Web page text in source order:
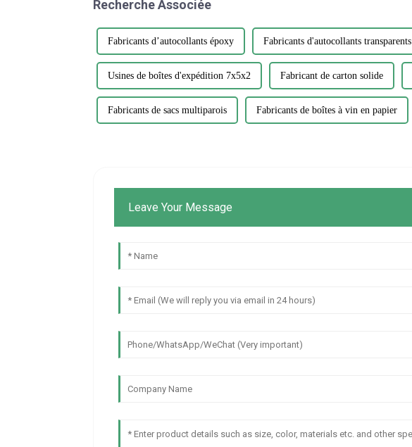
Recherche Associée
Fabricants d’autocollants époxy Fabricants d'autocollants transparents
Usines de boîtes d'expédition 7x5x2 Fabricant de carton solide
Fabricants de sacs multiparois Fabricants de boîtes à vin en papier
Leave Your Message